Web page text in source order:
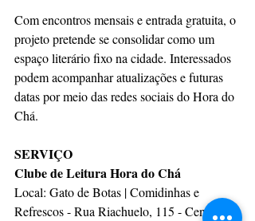
Com encontros mensais e entrada gratuita, o
projeto pretende se consolidar como um
espaço literário fixo na cidade. Interessados
podem acompanhar atualizações e futuras
datas por meio das redes sociais do Hora do
Chá.
SERVIÇO
Clube de Leitura Hora do Chá
Local: Gato de Botas | Comidinhas e
Refrescos - Rua Riachuelo, 115 - Centro